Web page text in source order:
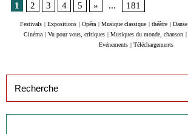
1
2 3 4 5 » ... 181
Festivals Expositions Opéra Musique classique théâtre Danse
Cinéma
Vu pour vous, critiques Musiques du monde, chanson
Evénements
Téléchargements